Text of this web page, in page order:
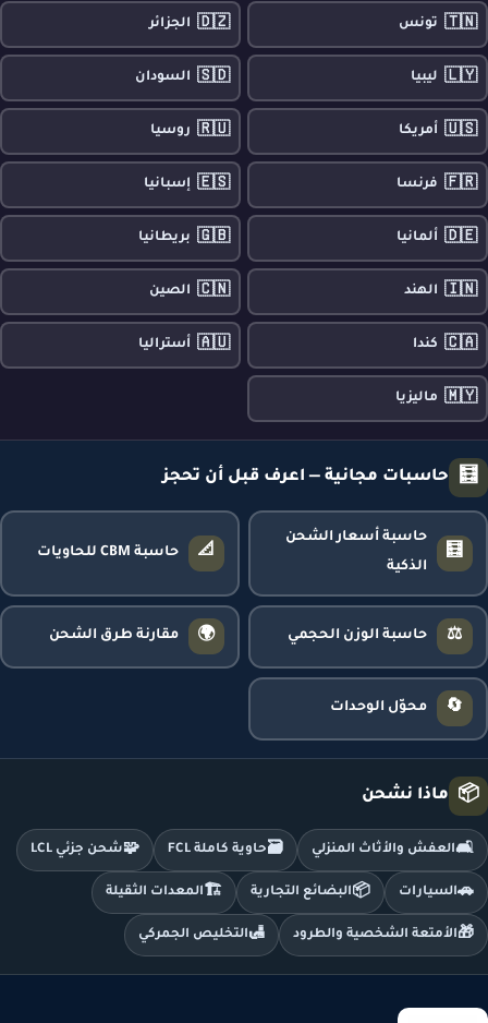
🇹🇳 تونس 🇩🇿 الجزائر
🇱🇾 ليبيا 🇸🇩 السودان
🇺🇸 أمريكا 🇷🇺 روسيا
🇫🇷 فرنسا 🇪🇸 إسبانيا
🇩🇪 ألمانيا 🇬🇧 بريطانيا
🇮🇳 الهند 🇨🇳 الصين
🇨🇦 كندا 🇦🇺 أستراليا
🇲🇾 ماليزيا
🧮 حاسبات مجانية — اعرف قبل أن تحجز
🧮
حاسبة أسعار الشحن
الذكية
📐 حاسبة CBM للحاويات
⚖️ حاسبة الوزن الحجمي 🌍 مقارنة طرق الشحن
🔄 محوّل الوحدات
📦 ماذا نشحن
🛋️العفش والأثاث المنزلي 🗃️حاوية كاملة FCL 🧩شحن جزئي LCL
🚗السيارات 📦البضائع التجارية 🏗️المعدات الثقيلة
🎁الأمتعة الشخصية والطرود 🛃التخليص الجمركي